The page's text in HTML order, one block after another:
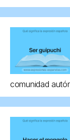
comunidad